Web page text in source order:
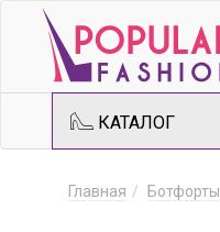
КАТАЛОГ
Главная Ботфорты